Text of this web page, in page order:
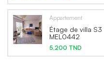
Appartement
Étage de villa
MEL0442
5,200 TND